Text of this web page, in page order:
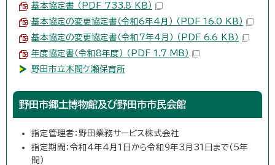
基本協定書 （PDF 733.8 KB）
基本協定の変更協定書（令和6年4月） （PDF 16.0 KB）
基本協定の変更協定書（令和7年4月） （PDF 6.6 KB）
年度協定書（令和8年度） （PDF 1.7 MB）
野田市立木間ケ瀬保育所
野田市郷土博物館及び野田市市民会館
指定管理者：野田業務サービス株式会社
指定期間：令和4年4月1日から令和9年3月31日まで（5年
間）